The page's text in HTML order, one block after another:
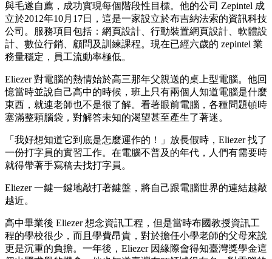
與毛遂自薦，成功實現每個階段性目標。他的公司 Zepintel 成
立於2012年10月17日，這是一家設立於布吉納法索的資訊科技
公司。服務項目包括：網頁設計、行動裝置網頁設計、軟體設
計、數位行銷、顧問及訓練課程。現在已經六歲的 zepintel 業
務量穩定，員工流動率極低。
Eliezer 對電腦的熱情始於高三那年父親送的桌上型電腦。他回
憶當時並說自己高中的時候，班上只有兩個人知道電腦是什麼
東西，就連老師也不是很了解。看著眼前電腦，各種問題頓時
塞滿整顆腦袋，對解答未知的渴望甚至產生了著迷。
「我好想知道它到底是怎麼運作的！」放長假時，Eliezer 找了
一份打字員的實習工作。在電腦不普及的年代，人們有需要時
就得帶著手寫稿去找打字員。
Eliezer 一鍵一鍵地敲打著鍵盤，將自己跟電腦世界的連結越敲
越近。
高中畢業後 Eliezer 想念資訊工程，但是當時布國教授資訊工
程的學校很少，而且學費昂貴，對於擔任小學老師的父母來說
更是沉重的負擔。一年後，Eliezer 因緣際會得知臺灣獎學金這